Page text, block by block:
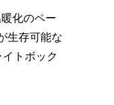
化のペー
生存可能な
トボック